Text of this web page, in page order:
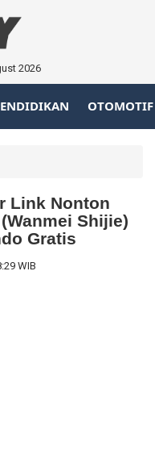
2026
OTOMOTIF
Link Nonton
Shijie)
Gratis
WIB